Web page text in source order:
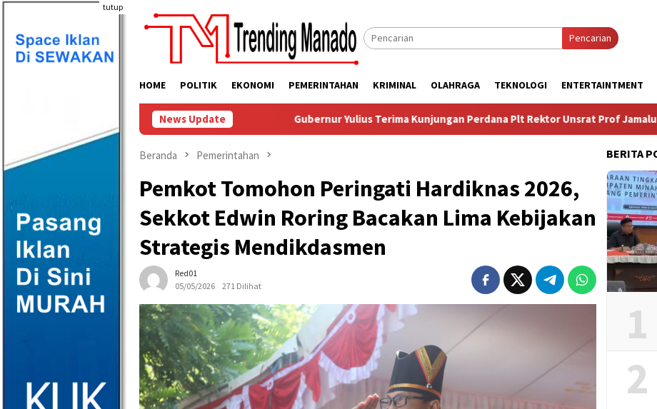
Loncat
konten
tutup
Pencarian
HOME POLITIK EKONOMI PEMERINTAHAN KRIMINAL OLAHRAGA TEKNOLOGI ENTERTAINTMENT
News Update
Gubernur Yulius Terima Kunjungan Perdana Plt Rektor Unsrat Prof Jamaluddin Jompa
Beranda Pemerintahan
Pemkot Tomohon Peringati Hardiknas 2026,
Sekkot Edwin Roring Bacakan Lima Kebijakan
Strategis Mendikdasmen
Red01
05/05/2026
271 Dilihat
BERITA
1
2